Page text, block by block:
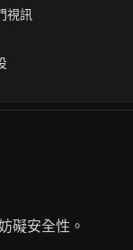
視訊
，簡化了數據
個企業級平台
礙安全性。